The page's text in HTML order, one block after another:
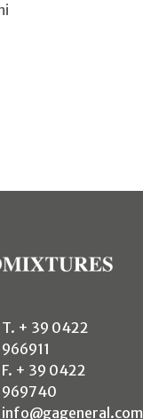
T. + 39 0422
966911
F. + 39 0422
969740
info@gageneral.com